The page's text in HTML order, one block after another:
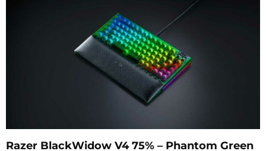
Razer BlackWidow V4 75% – Phantom Green